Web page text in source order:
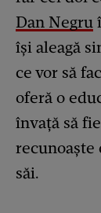
Dan Negru
își aleagă
ce vor să
oferă o
învață să
recunoaște
săi.